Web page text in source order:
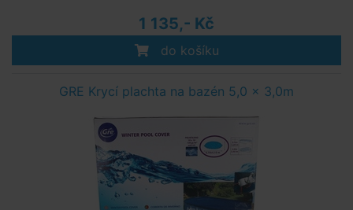
1 135,- Kč
do košíku
GRE Krycí plachta na bazén 5,0 x 3,0m